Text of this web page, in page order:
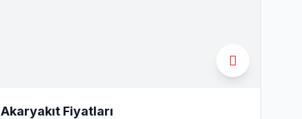
Akaryakıt Fiyatları